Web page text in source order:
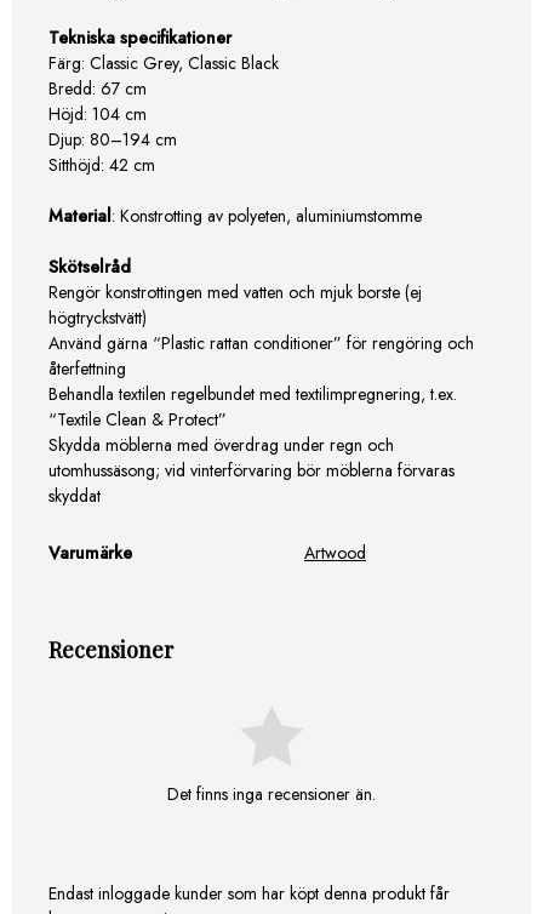
Tekniska specifikationer
Färg: Classic Grey, Classic Black
Bredd: 67 cm
Höjd: 104 cm
Djup: 80–194 cm
Sitthöjd: 42 cm
Material: Konstrotting av polyeten, aluminiumstomme
Skötselråd
Rengör konstrottingen med vatten och mjuk borste (ej
högtryckstvätt)
Använd gärna “Plastic rattan conditioner” för rengöring och
återfettning
Behandla textilen regelbundet med textilimpregnering, t.ex.
“Textile Clean & Protect”
Skydda möblerna med överdrag under regn och
utomhussäsong; vid vinterförvaring bör möblerna förvaras
skyddat
Varumärke Artwood
Recensioner
Det finns inga recensioner än.
Endast inloggade kunder som har köpt denna produkt får